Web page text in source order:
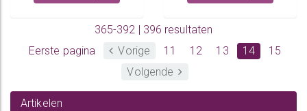
365-392 | 396 resultaten
Eerste pagina
Vorige 11 12 13 14
15
Volgende
Artikelen